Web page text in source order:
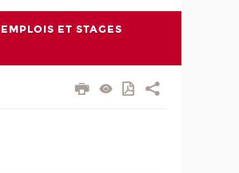
EMPLOIS ET STAGES